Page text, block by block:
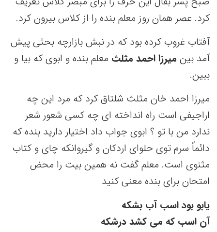
کرد. عصر همان روز معلم بنده را از کلاس بیرون کرد.
آفتاب غروب کرده بود که در نبش بازارچه بحثی پیش
آمد بین میرزا احمد مثلث معلم بنده و ابوی که بیا و
ببین.
میرزا احمد خان مثلث شلتاق کرد که مرد این چه
اراجیفی است راه انداخته ای چه کسی شعور شعر
ندارد من با تو ؟ ابوی جواب داد اختیار دارید بنده که
دائماً سرم توی حلوای اردکان و گیروانکه چای و کتاب
مثنوی است. معلم گفت نه همین بیت را محض
امتحان برای بنده معنی کنید
یابو بود اسب آب بشکه
آن اسب که می کشد درشکه